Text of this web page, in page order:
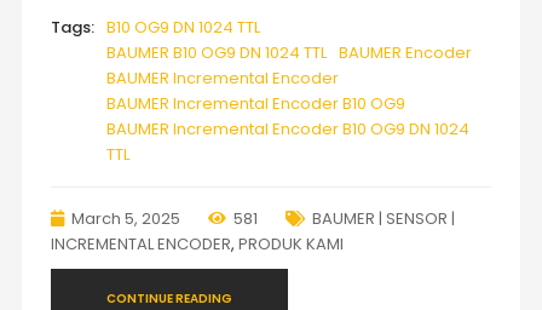
Tags: B10 OG9 DN 1024 TTL
BAUMER B10 OG9 DN 1024 TTL BAUMER Encoder
BAUMER Incremental Encoder
BAUMER Incremental Encoder B10 OG9
BAUMER Incremental Encoder B10 OG9 DN 1024
TTL
March 5, 2025 581
BAUMER | SENSOR |
INCREMENTAL ENCODER, PRODUK KAMI
CONTINUE READING